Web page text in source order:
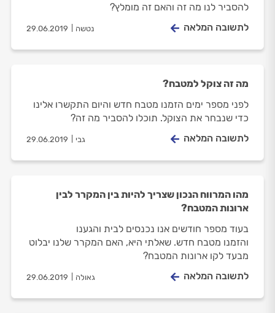
להסביר לנו מה זה והאם זה מומלץ?
נטשה 29.06.2019 לתשובה המלאה
מה זה צוקל למטבח?
לפני מספר ימים הזמנו מטבח חדש והיום התקשרו אלינו
כדי שנבחר את הצוקל. תוכלו להסביר מה זה?
גבי 29.06.2019 לתשובה המלאה
מהו המרווח הנכון שצריך להיות בין המקרר לבין
ארונות המטבח?
בעוד מספר חודשים אנו נכנסים לבית והגענו
והזמנו מטבח חדש. שאלתי היא, האם המקרר שלנו יבלוט
מבעד לקו ארונות המטבח?
גאולה 29.06.2019 לתשובה המלאה